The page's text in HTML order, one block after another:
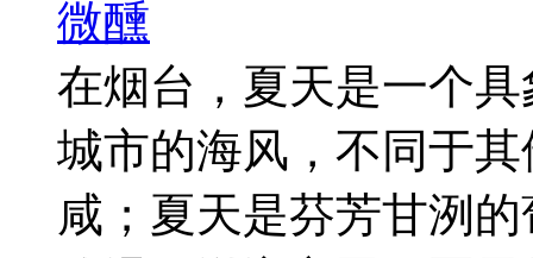
在烟台，夏天是一个
城市的海风，不同于
咸；夏天是芬芳甘洌